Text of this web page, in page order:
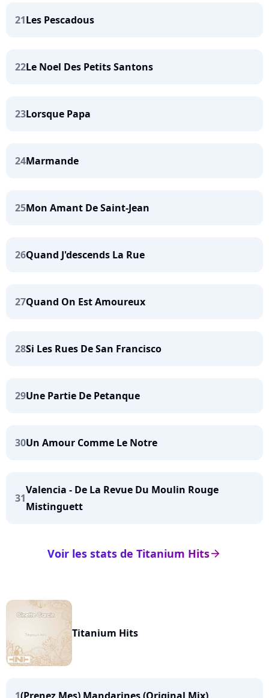
21Les Pescadous
22Le Noel Des Petits Santons
23Lorsque Papa
24Marmande
25Mon Amant De Saint-Jean
26Quand J'descends La Rue
27Quand On Est Amoureux
28Si Les Rues De San Francisco
29Une Partie De Petanque
30Un Amour Comme Le Notre
31
Valencia - De La Revue Du Moulin Rouge
Mistinguett
arrow_right
Voir les stats de Titanium Hits
Titanium Hits